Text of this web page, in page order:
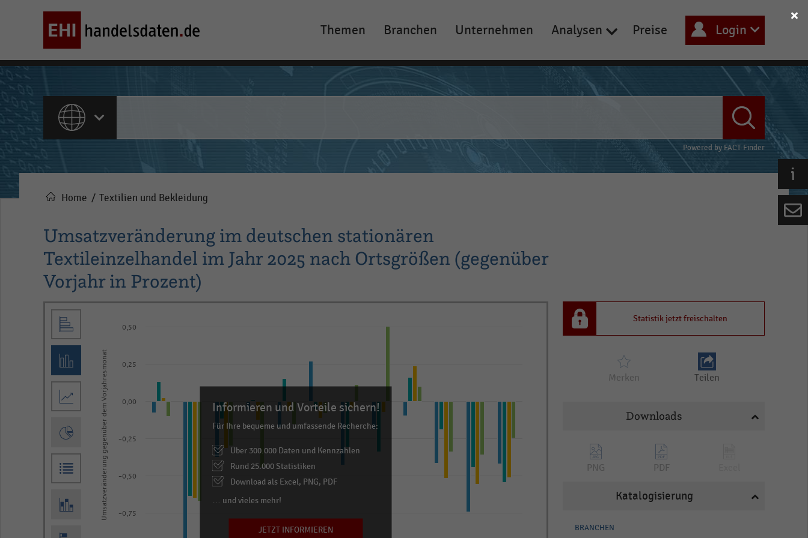
Main
navigation
Themen Branchen Unternehmen Analysen Preise Login
ALLE INHALTE
Powered by FACT-Finder
Pfadnavigation
Home Textilien und Bekleidung
Umsatzveränderung im deutschen stationären
Textileinzelhandel im Jahr 2025 nach Ortsgrößen (gegenüber
Vorjahr in Prozent)
data
series.
The
chart
has
axis
displaying
categories.
Umsatzveränderung gegenüber dem Vorjahresmonat -0,75
-0,50
-0,25
0,00
0,25
0,50
Informieren und Vorteile sichern!
Für Ihre bequeme und umfassende Recherche:
Über 300.000 Daten und Kennzahlen
Rund 25.000 Statistiken
Download als Excel, PNG, PDF
… und vieles mehr!
JETZT INFORMIEREN
Statistik jetzt freischalten
Merken Teilen
Downloads
PNG PDF
Katalogisierung
BRANCHEN